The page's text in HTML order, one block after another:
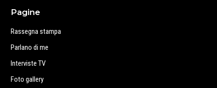
Pagine
Rassegna stampa
Parlano di me
Interviste TV
Foto gallery